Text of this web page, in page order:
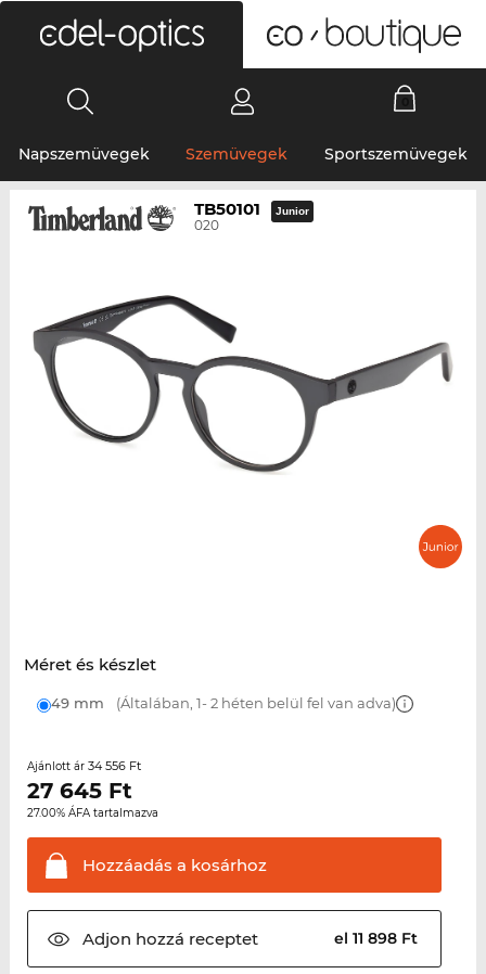
Napszemüvegek Szemüvegek Sportszemüvegek
TB50101
020
Junior
Méret és készlet
49 mm (Általában, 1- 2 héten belül fel van adva)
Ajánlott ár 34 556 Ft
27 645Ft
27.00% ÁFA tartalmazva
Hozzáadás a kosárhoz
Adjon hozzá receptet el 11 898 Ft